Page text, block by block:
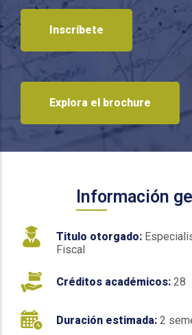
Inscríbete
Explora el brochure
Información
Titulo otorgado:
Fiscal
Créditos académicos: 28
Duración estimada: 2